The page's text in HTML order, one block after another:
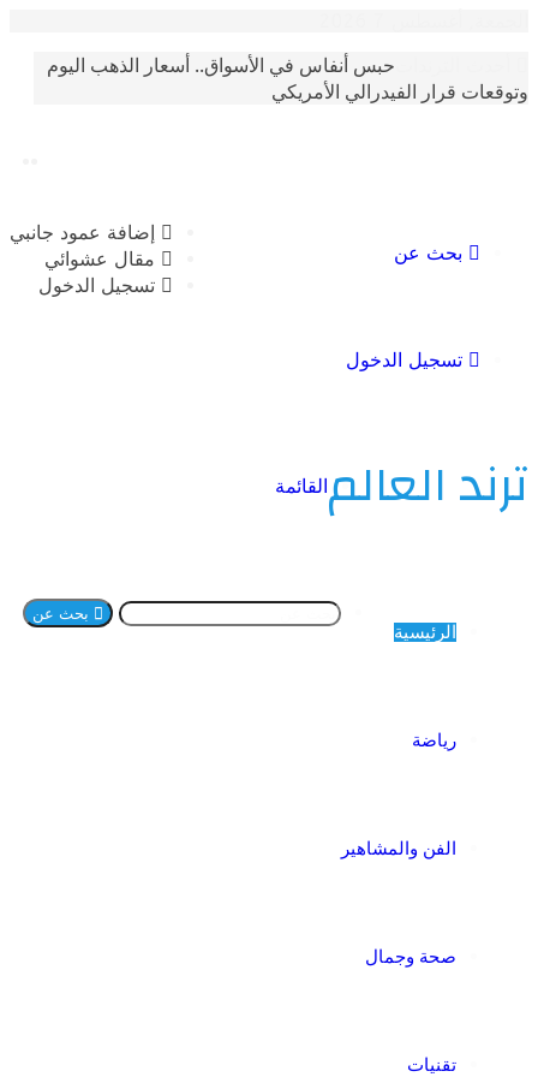
حبس أنفاس في الأسواق.. أسعار الذهب اليوم
قرار الفيدرالي الأمريكي
إضافة عمود جانبي
مقال عشوائي
تسجيل الدخول
بحث عن
تسجيل الدخول
العالمالقائمة
الفن والمشاهير
صحة وجمال
بحث عن